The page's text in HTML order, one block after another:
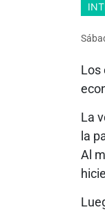
Los
La
la
Al